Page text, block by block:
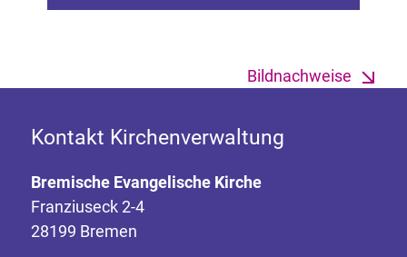
Bildnachweise
Kontakt Kirchenverwaltung
Bremische Evangelische Kirche
Franziuseck 2-4
28199 Bremen